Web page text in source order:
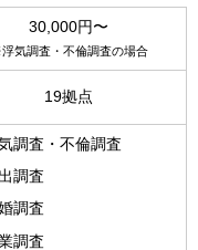
30,000円〜
気調査・不倫調査の場合
19拠点
調査・不倫調査
調査
調査
調査